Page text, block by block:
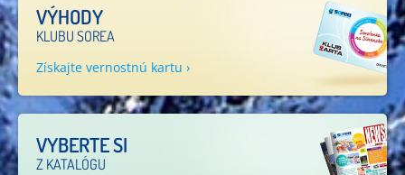
VÝHODY
KLUBU SOREA
Získajte vernostnú kartu ›
VYBERTE SI
Z KATALÓGU